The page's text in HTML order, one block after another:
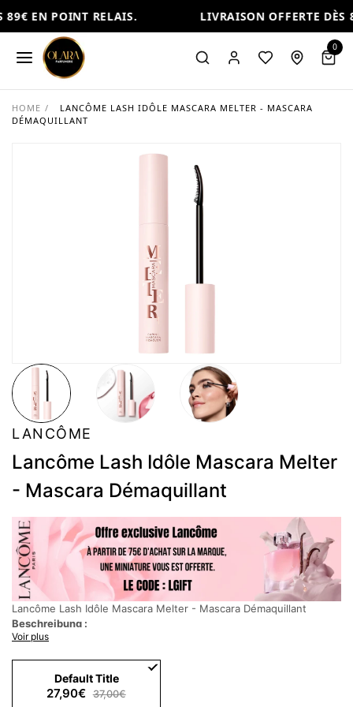
EN POINT RELAIS. LIVRAISON OFFERTE DÈS
0
HOME /
LANCÔME LASH IDÔLE MASCARA MELTER - MASCARA
DÉMAQUILLANT
LANCÔME
Lancôme Lash Idôle Mascara Melter
- Mascara Démaquillant
Lancôme Lash Idôle Mascara Melter - Mascara Démaquillant
Beschreibung :
TRANSFORMEZ VOTRE DEMAQUILLAGE EN UN VERITABLE
Découvrez l'innovation démaquillage révolutionnaire signée
Lancôme, le mascara démaquillant Lash Idôle Mascara Melter : la
promesse d'un démaquillage sans effort, plus rapide et plus doux
Voir plus
Default Title
27,90€ 37,00€